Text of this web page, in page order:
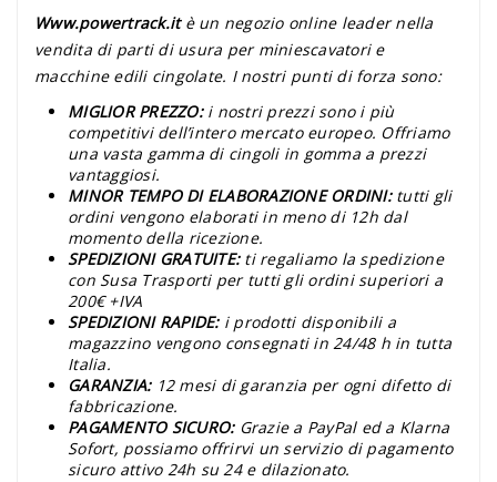
Www.powertrack.it è un negozio online leader nella
vendita di parti di usura per miniescavatori e
macchine edili cingolate. I nostri punti di forza sono:
MIGLIOR PREZZO: i nostri prezzi sono i più
competitivi dell’intero mercato europeo. Offriamo
una vasta gamma di cingoli in gomma a prezzi
vantaggiosi.
MINOR TEMPO DI ELABORAZIONE ORDINI: tutti gli
ordini vengono elaborati in meno di 12h dal
momento della ricezione.
SPEDIZIONI GRATUITE: ti regaliamo la spedizione
con Susa Trasporti per tutti gli ordini superiori a
200€ +IVA
SPEDIZIONI RAPIDE: i prodotti disponibili a
magazzino vengono consegnati in 24/48 h in tutta
Italia.
GARANZIA: 12 mesi di garanzia per ogni difetto di
fabbricazione.
PAGAMENTO SICURO: Grazie a PayPal ed a Klarna
Sofort, possiamo offrirvi un servizio di pagamento
sicuro attivo 24h su 24 e dilazionato.